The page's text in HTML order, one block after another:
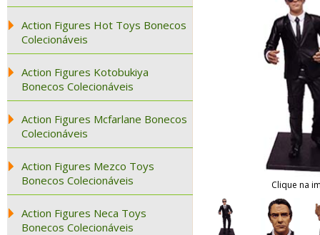
Action Figures Hot Toys Bonecos
Colecionáveis
Action Figures Kotobukiya
Bonecos Colecionáveis
Action Figures Mcfarlane Bonecos
Colecionáveis
Action Figures Mezco Toys
Bonecos Colecionáveis
Action Figures Neca Toys
Bonecos Colecionáveis
Clique na